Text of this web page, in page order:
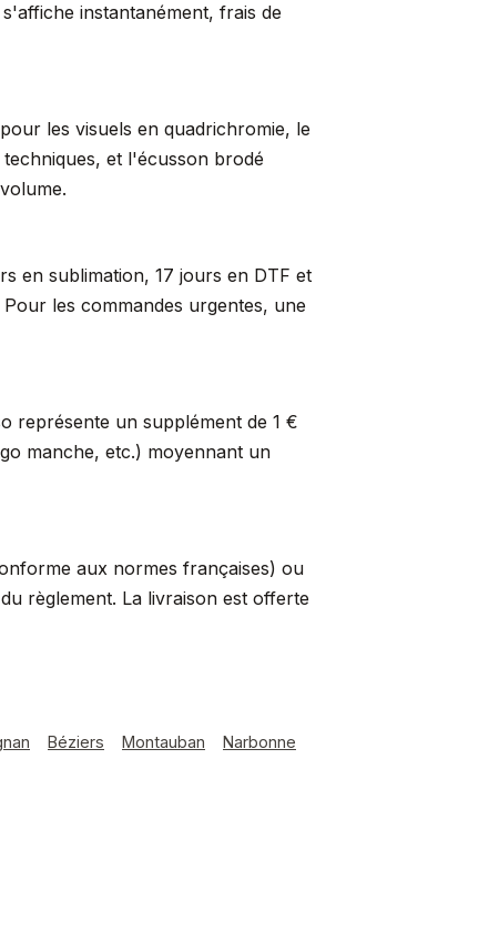
instantanément, frais de
les visuels en quadrichromie, le
et l'écusson brodé
en sublimation, 17 jours en DTF et
les commandes urgentes, une
représente un supplément de 1 €
manche, etc.) moyennant un
aux normes françaises) ou
règlement. La livraison est offerte
Béziers Montauban
Narbonne